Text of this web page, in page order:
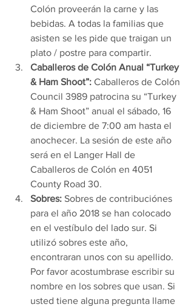
Colón proveerán la carne y las
bebidas. A todas la familias que
asisten se les pide que traigan un
plato / postre para compartir.
Caballeros de Colón Anual “Turkey
& Ham Shoot”: Caballeros de Colón
Council 3989 patrocina su “Turkey
& Ham Shoot” anual el sábado, 16
de diciembre de 7:00 am hasta el
anochecer. La sesión de este año
será en el Langer Hall de
Caballeros de Colón en 4051
County Road 30.
Sobres: Sobres de contribuciónes
para el año 2018 se han colocado
en el vestíbulo del lado sur. Si
utilizó sobres este año,
encontraran unos con su apellido.
Por favor acostumbrase escribir su
nombre en los sobres que usan. Si
usted tiene alguna pregunta llame